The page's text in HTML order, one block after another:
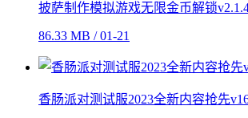
披萨制作模拟游戏无限金币解锁
86.33 MB / 01-21
香肠派对测试服2023全新内容抢先